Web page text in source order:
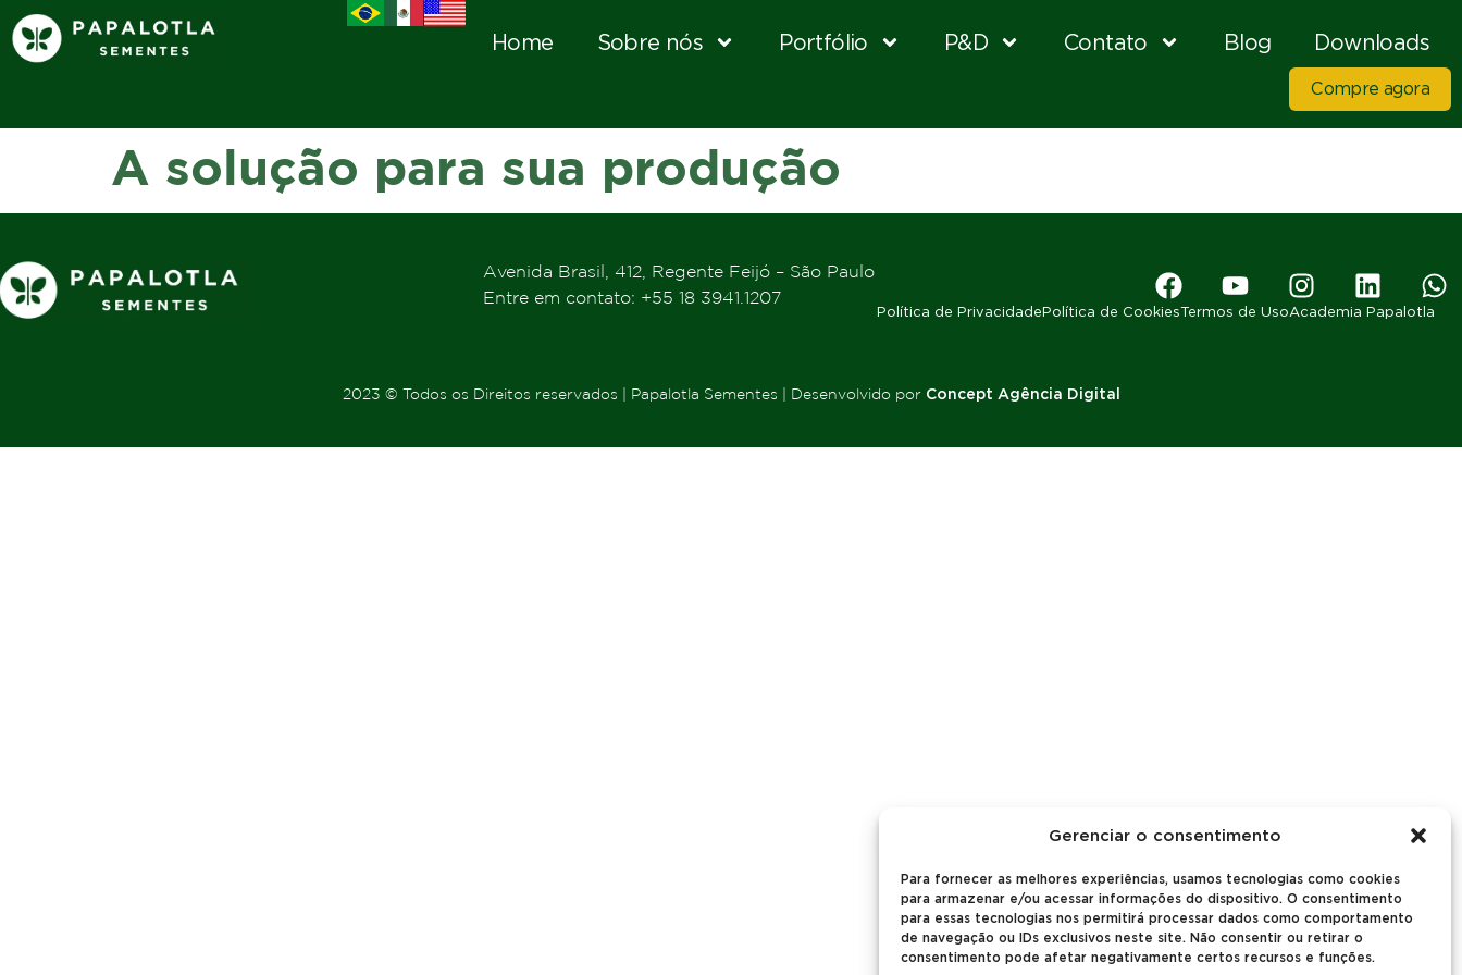
Gerenciar o consentimento
Para fornecer as melhores experiências, usamos tecnologias como cookies
para armazenar e/ou acessar informações do dispositivo. O consentimento
para essas tecnologias nos permitirá processar dados como comportamento
de navegação ou IDs exclusivos neste site. Não consentir ou retirar o
consentimento pode afetar negativamente certos recursos e funções.
Home Sobre nós Portfólio P&D Contato Blog Downloads
Compre agora
A solução para sua produção
Avenida Brasil, 412, Regente Feijó – São Paulo
Entre em contato: +55 18 3941.1207
Política de PrivacidadePolítica de CookiesTermos de UsoAcademia Papalotla
2023 © Todos os Direitos reservados | Papalotla Sementes | Desenvolvido por Concept Agência Digital